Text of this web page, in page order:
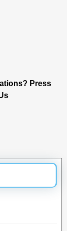
Press